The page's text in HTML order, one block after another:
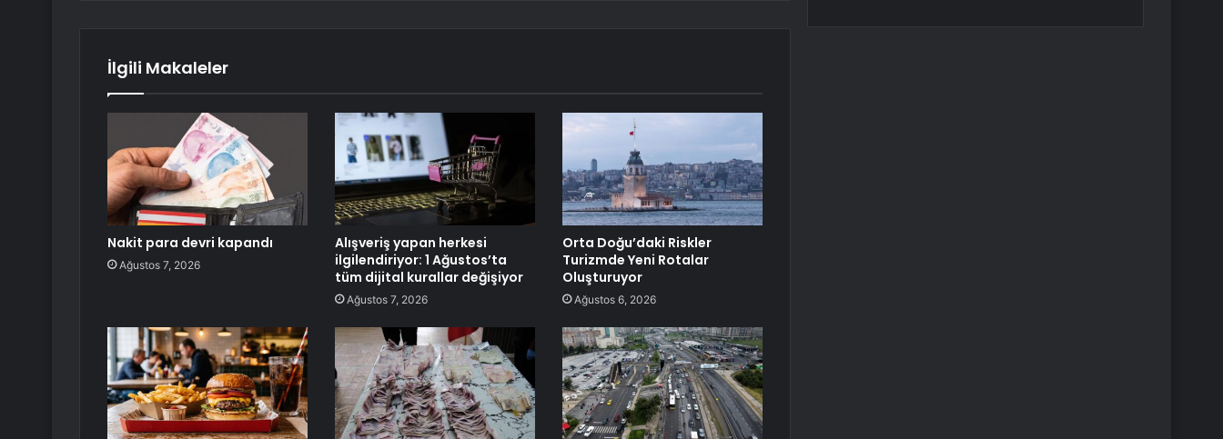
İlgili Makaleler
Nakit para devri kapandı
Ağustos 7, 2026
Alışveriş yapan herkesi
ilgilendiriyor: 1 Ağustos’ta
tüm dijital kurallar değişiyor
Ağustos 7, 2026
Orta Doğu’daki Riskler
Turizmde Yeni Rotalar
Oluşturuyor
Ağustos 6, 2026